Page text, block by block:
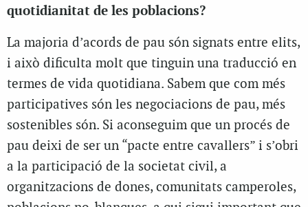
quotidianitat de les poblacions?
La majoria d’acords de pau són signats entre elits,
i això dificulta molt que tinguin una traducció en
termes de vida quotidiana. Sabem que com més
participatives són les negociacions de pau, més
sostenibles són. Si aconseguim que un procés de
pau deixi de ser un “pacte entre cavallers” i s’obri
a la participació de la societat civil, a
organitzacions de dones, comunitats camperoles,